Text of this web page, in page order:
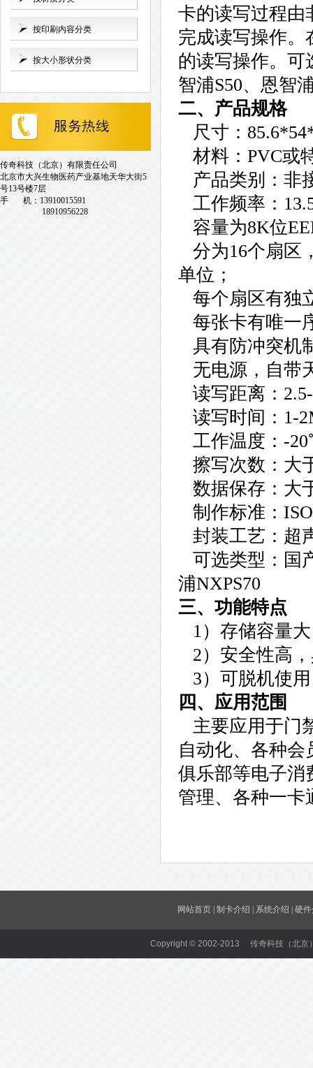
按印刷内容分类
按大小形状分类
传奇科技（北京）有限责任公司
北京市大兴生物医药产业基地天华大街5
号13号楼7层
手 机：13910015591
18910956228
卡的读写过程由
完成读写操作。
的读写操作。可
智浦S50、恩智
二、产品规格
尺寸：
材料：PVC或
产品类别：非
工作频率：
容量为8K位
分为16个扇区
单位；
每个扇区有独
每张卡有唯一
具有防冲突机
无电源，自带
读写距离：
读写时间：1-
工作温度：-
擦写次数：大
数据保存：大
制作标准：
封装工艺：超
可选类型：国
浦NXPS70
三、功能特点
1）存储容量
2）安全性高
3）可脱机使
四、应用范围
主要应用于门
自动化、各种
俱乐部等电子消
管理、各种一卡
网站首页| 制卡介绍 系统介绍 硬
Copyright © 2002-2013 传奇科技（北京